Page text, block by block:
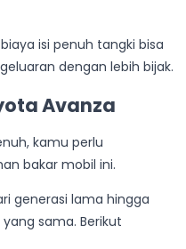
isi penuh tangki bisa
dengan lebih bijak.
Avanza
kamu perlu
bakar mobil ini.
generasi lama hingga
yang sama. Berikut